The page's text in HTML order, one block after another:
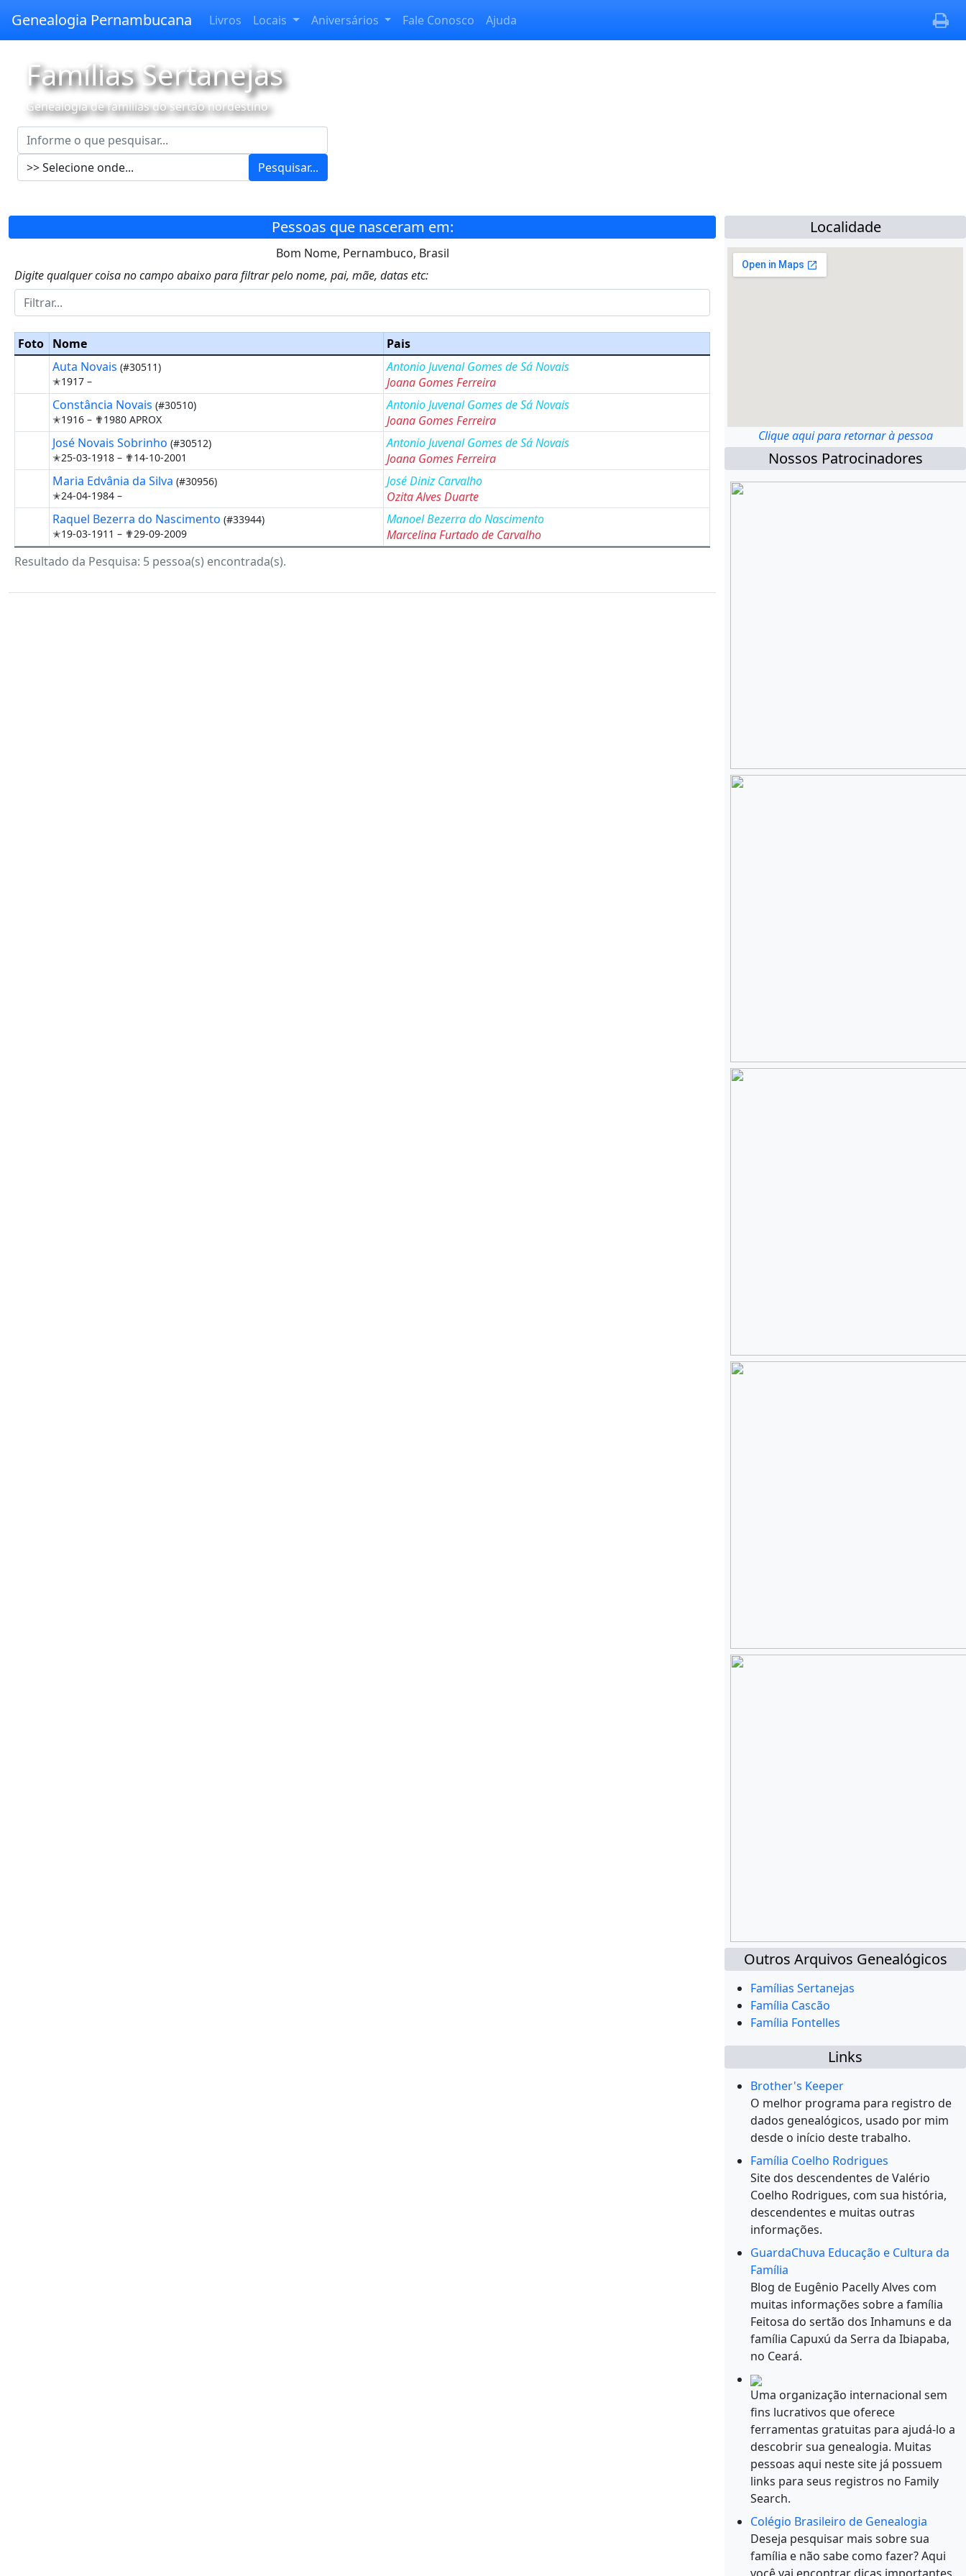
Genealogia Pernambucana Livros Locais Aniversários Fale Conosco Ajuda
Famílias Sertanejas
Genealogia de famílias do sertão nordestino
Pesquisar...
Pessoas que nasceram em:
Bom Nome, Pernambuco, Brasil
Digite qualquer coisa no campo abaixo para filtrar pelo nome, pai, mãe, datas etc:
Foto Nome
Pais
Auta Novais (#30511)
✭1917 –
Antonio Juvenal Gomes de Sá Novais
Joana Gomes Ferreira
Constância Novais (#30510)
✭1916 – ✟1980 APROX
Antonio Juvenal Gomes de Sá Novais
Joana Gomes Ferreira
José Novais Sobrinho (#30512)
✭25-03-1918 – ✟14-10-2001
Antonio Juvenal Gomes de Sá Novais
Joana Gomes Ferreira
Maria Edvânia da Silva (#30956)
✭24-04-1984 –
José Diniz Carvalho
Ozita Alves Duarte
Raquel Bezerra do Nascimento (#33944)
✭19-03-1911 – ✟29-09-2009
Manoel Bezerra do Nascimento
Marcelina Furtado de Carvalho
Resultado da Pesquisa: 5 pessoa(s) encontrada(s).
Localidade
Clique aqui para retornar à pessoa
Nossos Patrocinadores
Outros Arquivos Genealógicos
Famílias Sertanejas
Família Cascão
Família Fontelles
Links
Brother's Keeper
O melhor programa para registro de
dados genealógicos, usado por mim
desde o início deste trabalho.
Família Coelho Rodrigues
Site dos descendentes de Valério
Coelho Rodrigues, com sua história,
descendentes e muitas outras
informações.
GuardaChuva Educação e Cultura da
Família
Blog de Eugênio Pacelly Alves com
muitas informações sobre a família
Feitosa do sertão dos Inhamuns e da
família Capuxú da Serra da Ibiapaba,
no Ceará.
Uma organização internacional sem
fins lucrativos que oferece
ferramentas gratuitas para ajudá-lo a
descobrir sua genealogia. Muitas
pessoas aqui neste site já possuem
links para seus registros no Family
Search.
Colégio Brasileiro de Genealogia
Deseja pesquisar mais sobre sua
família e não sabe como fazer? Aqui